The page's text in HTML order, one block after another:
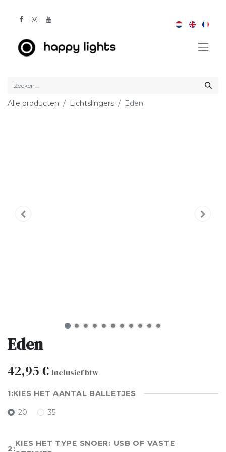
Alle producten Lichtslingers Eden
Eden
42,95€ Inclusief btw
KIES HET AANTAL BALLETJES
20 35
KIES HET TYPE SNOER: USB OF VASTE